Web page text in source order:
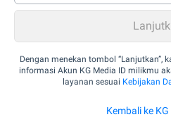
Dengan menekan tombol “Lanjutkan”,
informasi Akun KG Media ID milikmu
layanan sesuai Kebijakan
Kembali ke